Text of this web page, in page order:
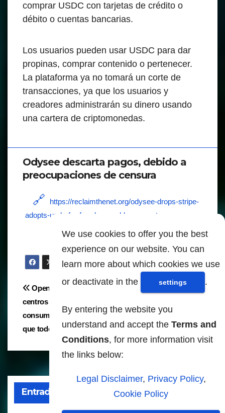
We use cookies to offer you the best
experience on our website. You can
learn more about which cookies we use
or deactivate in the
settings .
By entering the website you
understand and accept the Terms and
Conditions, for more information visit
the links below:
Legal Disclaimer, Privacy Policy,
Cookie Policy
comprar USDC con tarjetas de crédito o
débito o cuentas bancarias.
Los usuarios pueden usar USDC para dar
propinas, comprar contenido o pertenecer.
La plataforma ya no tomará un corte de
transacciones, ya que los usuarios y
creadores administrarán su dinero usando
una cartera de criptomonedas.
Odysee descarta pagos, debido a
preocupaciones de censura
https://reclaimthenet.org/odysee-drops-stripe-
adopts-usdc-for-freedom-and-lower-costs
Navegación
de
entradas
En la cumbre de gobierno
promovió el uso de
biometría
OpenAI necesita
centros de datos que
consumen más energía
que todo el Reino Unido
Entrada relacionada